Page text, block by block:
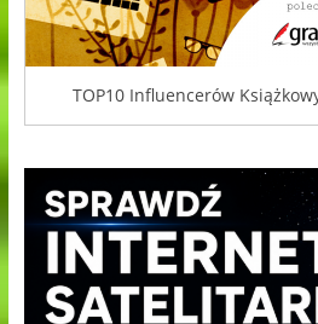
TOP10 Influencerów